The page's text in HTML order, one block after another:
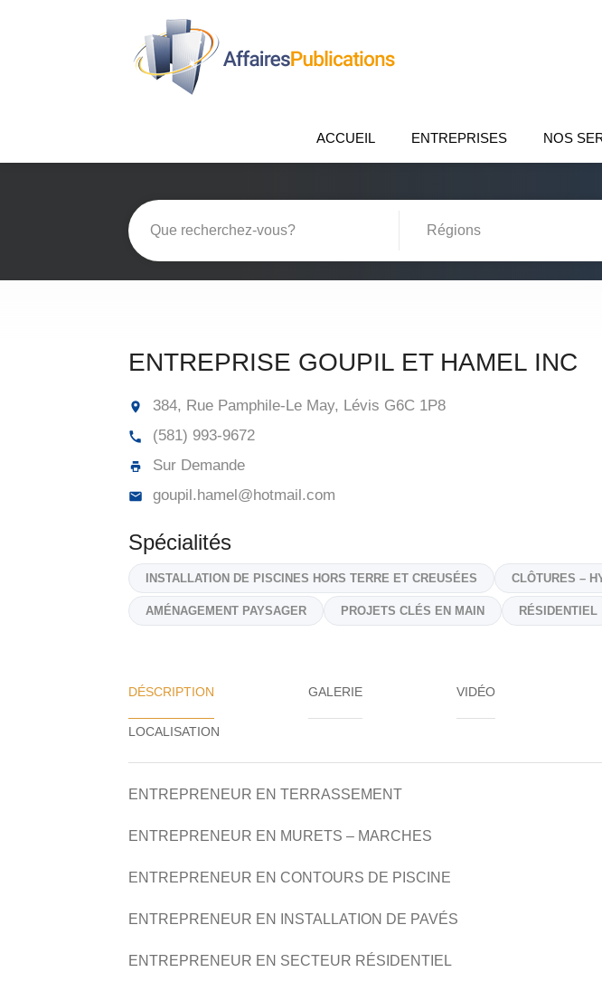
ACCUEIL ENTREPRISES NOS
ENTREPRISE GOUPIL ET HAMEL INC
384, Rue Pamphile-Le May, Lévis G6C 1P8
(581) 993-9672
Sur Demande
goupil.hamel@hotmail.com
Spécialités
INSTALLATION DE PISCINES HORS TERRE ET CREUSÉES CLÔTURES –
AMÉNAGEMENT PAYSAGER PROJETS CLÉS EN MAIN RÉSIDENTIEL
DÉSCRIPTION GALERIE VIDÉO
ENTREPRENEUR EN TERRASSEMENT
ENTREPRENEUR EN MURETS – MARCHES
ENTREPRENEUR EN CONTOURS DE PISCINE
ENTREPRENEUR EN INSTALLATION DE PAVÉS
ENTREPRENEUR EN SECTEUR RÉSIDENTIEL